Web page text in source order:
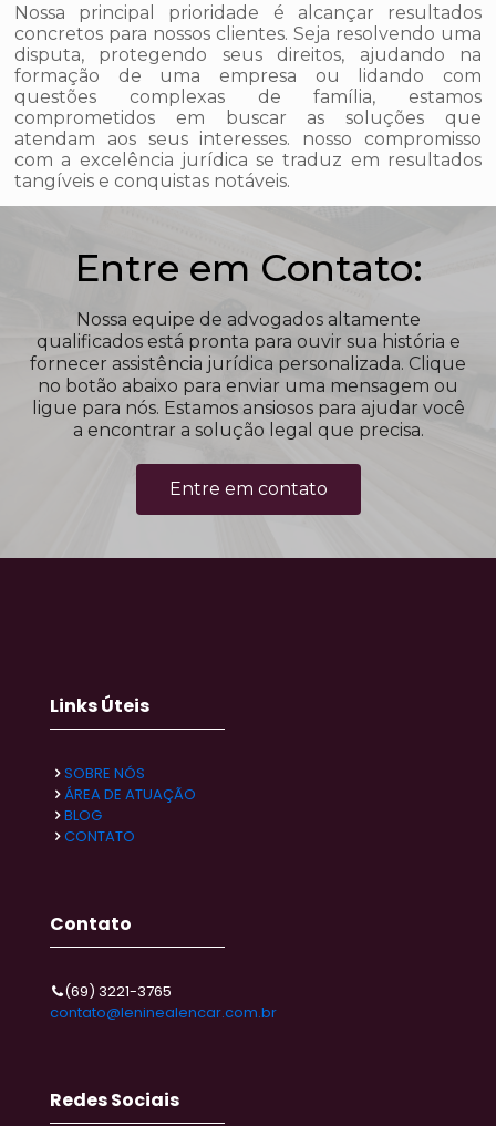
Nossa principal prioridade é alcançar resultados
concretos para nossos clientes. Seja resolvendo uma
disputa, protegendo seus direitos, ajudando na
formação de uma empresa ou lidando com
questões complexas de família, estamos
comprometidos em buscar as soluções que
atendam aos seus interesses. nosso compromisso
com a excelência jurídica se traduz em resultados
tangíveis e conquistas notáveis.
Entre em Contato:
Nossa equipe de advogados altamente
qualificados está pronta para ouvir sua história e
fornecer assistência jurídica personalizada. Clique
no botão abaixo para enviar uma mensagem ou
ligue para nós. Estamos ansiosos para ajudar você
a encontrar a solução legal que precisa.
Entre em contato
Links Úteis
SOBRE NÓS
ÁREA DE ATUAÇÃO
BLOG
CONTATO
Contato
(69) 3221-3765
contato@leninealencar.com.br
Redes Sociais